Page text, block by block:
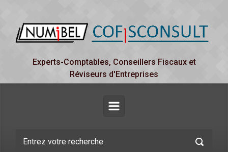
Experts-Comptables, Conseillers Fiscaux et
Réviseurs d'Entreprises